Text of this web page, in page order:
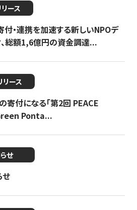
ース
付・連携を加速する新しいNPOデ
総額1,6億円の資金調達...
リース
寄付になる「第2回 PEACE
Ponta...
せ
せ